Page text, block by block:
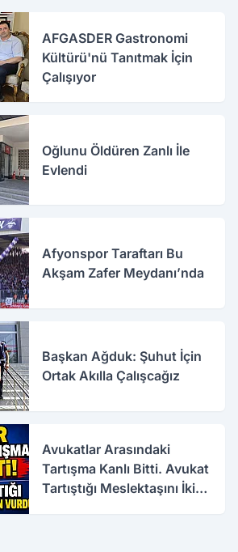
AFGASDER Gastronomi
Kültürü'nü Tanıtmak İçin
Çalışıyor
Oğlunu Öldüren Zanlı İle
Evlendi
Afyonspor Taraftarı Bu
Akşam Zafer Meydanı’nda
Başkan Ağduk: Şuhut İçin
Ortak Akılla Çalışcağız
Avukatlar Arasındaki
Tartışma Kanlı Bitti. Avukat
Tartıştığı Meslektaşını İki